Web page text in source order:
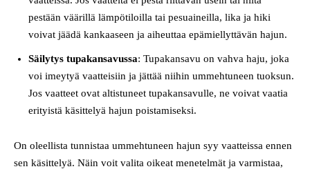
pestään väärillä lämpötiloilla tai pesuaineilla, lika ja hiki
voivat jäädä kankaaseen ja aiheuttaa epämiellyttävän hajun.
Säilytys tupakansavussa: Tupakansavu on vahva haju, joka
voi imeytyä vaatteisiin ja jättää niihin ummehtuneen tuoksun.
Jos vaatteet ovat altistuneet tupakansavulle, ne voivat vaatia
erityistä käsittelyä hajun poistamiseksi.
On oleellista tunnistaa ummehtuneen hajun syy vaatteissa ennen
sen käsittelyä. Näin voit valita oikeat menetelmät ja varmistaa,